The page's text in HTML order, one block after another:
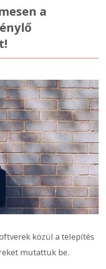
a
közül a telepítés
mutattuk be.